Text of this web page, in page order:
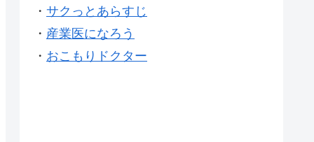
・ サクっとあらすじ
・ 産業医になろう
・ おこもりドクター